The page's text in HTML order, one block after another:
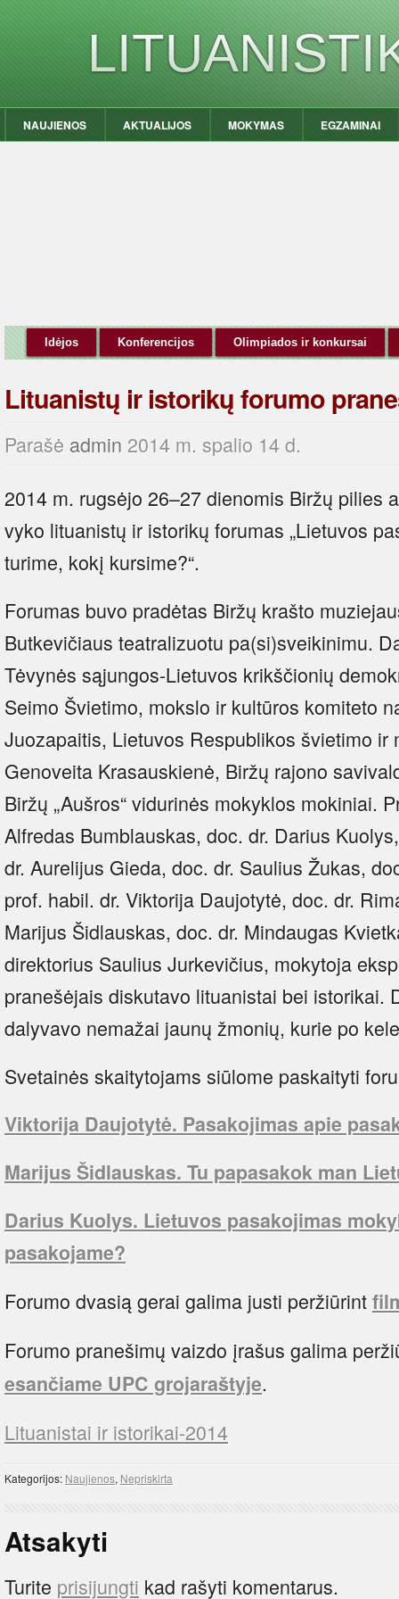
NAUJIENOS AKTUALIJOS MOKYMAS EGZAMINAI
Idėjos Konferencijos Olimpiados ir konkursai
Lituanistų ir istorikų forumo
Parašė admin 2014 m. spalio 14 d.
2014 m. rugsėjo 26–27 dienomis Biržų pilies
vyko lituanistų ir istorikų forumas „Lietuvos
turime, kokį kursime?“.
Forumas buvo pradėtas Biržų krašto
Butkevičiaus teatralizuotu pa(si)sveikinimu.
Tėvynės sąjungos-Lietuvos krikščionių
Seimo Švietimo, mokslo ir kultūros komiteto
Juozapaitis, Lietuvos Respublikos švietimo ir
Genoveita Krasauskienė, Biržų rajono
Biržų „Aušros“ vidurinės mokyklos mokiniai.
Alfredas Bumblauskas, doc. dr. Darius
dr. Aurelijus Gieda, doc. dr. Saulius Žukas,
prof. habil. dr. Viktorija Daujotytė, doc. dr.
Marijus Šidlauskas, doc. dr. Mindaugas
direktorius Saulius Jurkevičius, mokytoja
pranešėjais diskutavo lituanistai bei istorikai.
dalyvavo nemažai jaunų žmonių, kurie po
Svetainės skaitytojams siūlome paskaityti
Viktorija Daujotytė. Pasakojimas apie
Marijus Šidlauskas. Tu papasakok man
Darius Kuolys. Lietuvos pasakojimas
pasakojame?
Forumo dvasią gerai galima justi peržiūrint
Forumo pranešimų vaizdo įrašus galima
esančiame UPC grojaraštyje.
Lituanistai ir istorikai-2014
Kategorijos: Naujienos, Nepriskirta
Atsakyti
Turite prisijungti kad rašyti komentarus.